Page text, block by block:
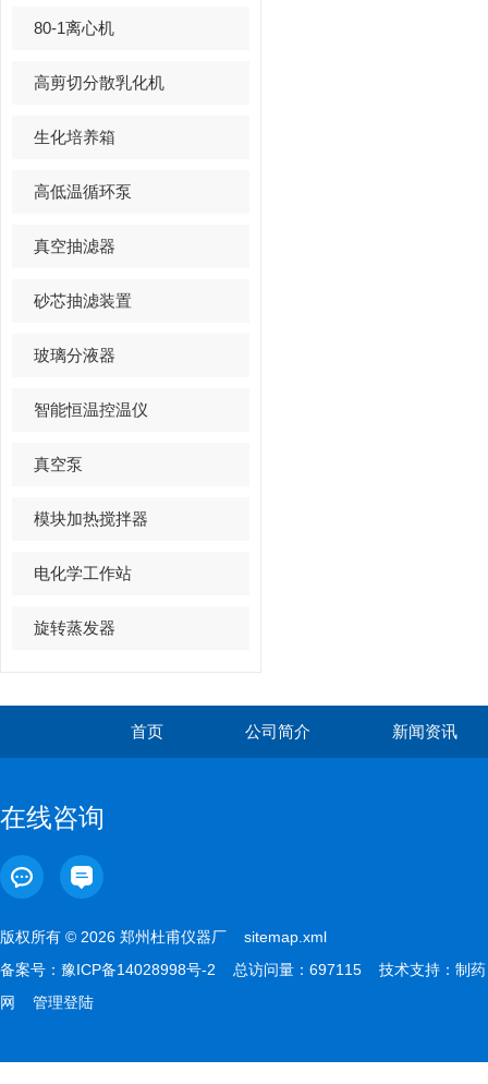
80-1离心机
高剪切分散乳化机
生化培养箱
高低温循环泵
真空抽滤器
砂芯抽滤装置
玻璃分液器
智能恒温控温仪
真空泵
模块加热搅拌器
电化学工作站
旋转蒸发器
首页 公司简介 新闻资讯
在线咨询
版权所有 © 2026 郑州杜甫仪器厂 sitemap.xml
备案号： 豫ICP备14028998号-2 总访问量：697115 技术支持： 制药
网
管理登陆